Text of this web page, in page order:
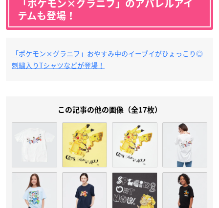
「ポケモン×グラニフ」のアパレルアイ
テムも登場！
「ポケモン×グラニフ」おやすみ中のイーブイがひょっこり◎
刺繍入りTシャツなどが登場！
この記事の他の画像（全17枚）